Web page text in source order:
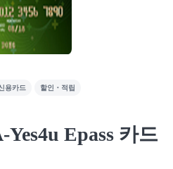
용카드 할인・적립
Epass 카드